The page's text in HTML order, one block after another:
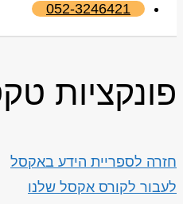
052-3246421
פונקציות
חזרה לספריית הידע באקסל
לעבור לקורס אקסל שלנו